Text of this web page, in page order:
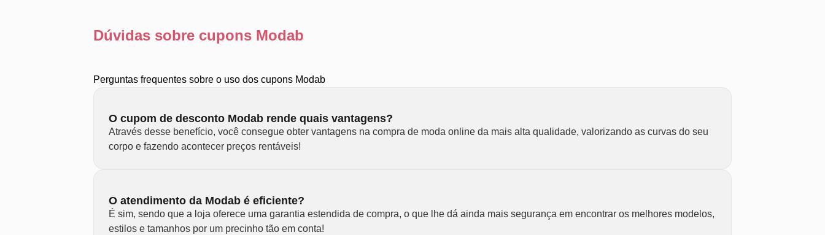
Dúvidas sobre cupons Modab
Perguntas frequentes sobre o uso dos cupons Modab
O cupom de desconto Modab rende quais vantagens?
Através desse benefício, você consegue obter vantagens na compra de moda online da mais alta qualidade, valorizando as curvas do seu
corpo e fazendo acontecer preços rentáveis!
O atendimento da Modab é eficiente?
É sim, sendo que a loja oferece uma garantia estendida de compra, o que lhe dá ainda mais segurança em encontrar os melhores modelos,
estilos e tamanhos por um precinho tão em conta!